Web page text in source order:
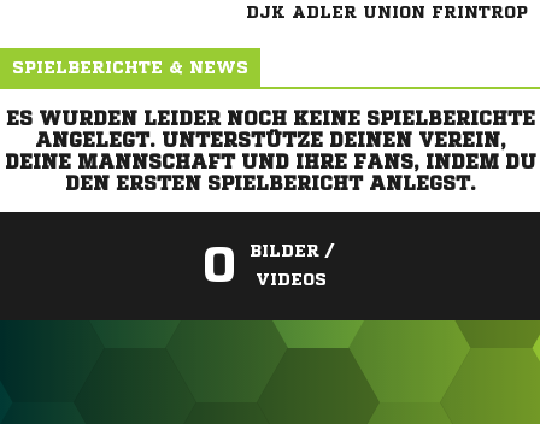
DJK ADLER UNION FRINTROP
SPIELBERICHTE & NEWS
ES WURDEN LEIDER NOCH KEINE SPIELBERICHTE
ANGELEGT. UNTERSTÜTZE DEINEN VEREIN,
DEINE MANNSCHAFT UND IHRE FANS, INDEM DU
DEN ERSTEN SPIELBERICHT ANLEGST.
0
BILDER /
VIDEOS